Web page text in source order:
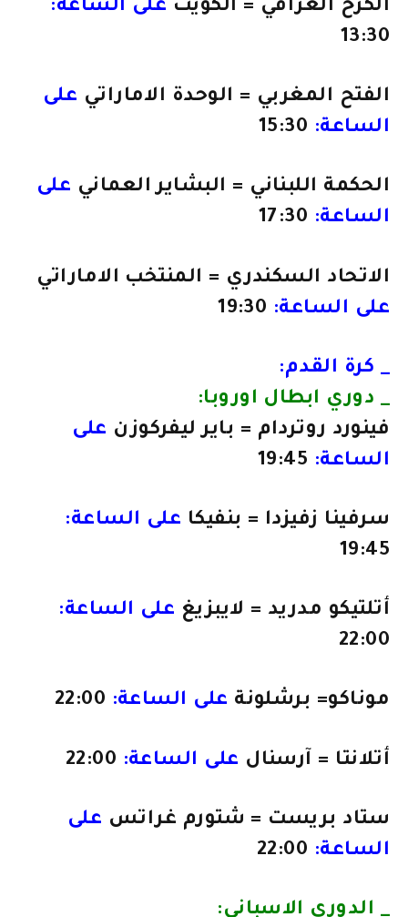
الكرخ العراقي = الكويت على الساعة:
13:30
الفتح المغربي = الوحدة الاماراتي على
الساعة:
الحكمة اللبناني = البشاير العماني على
الساعة:
الاتحاد السكندري = المنتخب الاماراتي
على الساعة:
_ كرة القدم:
_ دوري ابطال اوروبا:
فينورد روتردام = باير ليفركوزن على
الساعة:
سرفينا زفيزدا = بنفيكا على الساعة:
19:45
أتلتيكو مدريد = لايبزيغ على الساعة:
22:00
موناكو= برشلونة على الساعة:
أتلانتا = آرسنال على الساعة:
ستاد بريست = شتورم غراتس على
الساعة:
_ الدوري الاسباني​: